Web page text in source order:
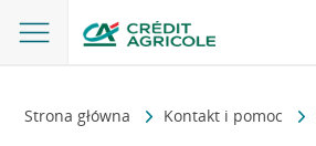
Strona główna Kontakt i pomoc